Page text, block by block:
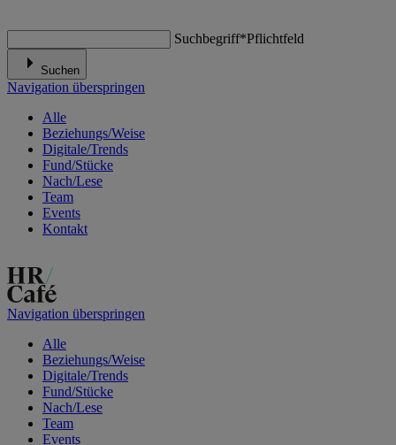
Suchbegriff*Pflichtfeld
Suchen
Navigation überspringen
Alle
Beziehungs/Weise
Digitale/Trends
Fund/Stücke
Nach/Lese
Team
Events
Kontakt
Navigation überspringen
Alle
Beziehungs/Weise
Digitale/Trends
Fund/Stücke
Nach/Lese
Team
Events